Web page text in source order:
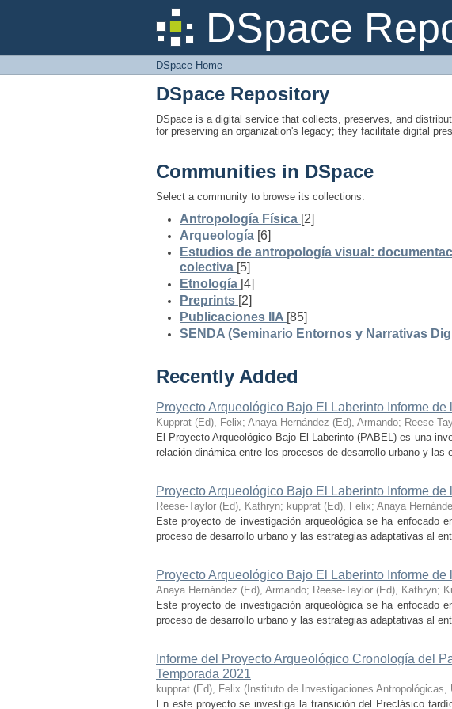
DSpace
DSpace Home
DSpace Home
DSpace Repository
DSpace is a digital service that collects, preserves, and
for preserving an organization's legacy; they facilitate digital
Communities in DSpace
Select a community to browse its collections.
Antropología Física [2]
Arqueología [6]
Estudios de antropología visual:
colectiva [5]
Etnología [4]
Preprints [2]
Publicaciones IIA [85]
SENDA (Seminario Entornos y Narrativas
Recently Added
Proyecto Arqueológico Bajo El Laberinto Informe de
Kupprat (Ed), Felix; Anaya Hernández (Ed), Armando; Reese-
El Proyecto Arqueológico Bajo El Laberinto (PABEL) es una
relación dinámica entre los procesos de desarrollo urbano y las
Proyecto Arqueológico Bajo El Laberinto Informe de
Reese-Taylor (Ed), Kathryn; kupprat (Ed), Felix; Anaya
Este proyecto de investigación arqueológica se ha enfocado
proceso de desarrollo urbano y las estrategias adaptativas al
Proyecto Arqueológico Bajo El Laberinto Informe de
Anaya Hernández (Ed), Armando; Reese-Taylor (Ed), Kathryn;
Este proyecto de investigación arqueológica se ha enfocado
proceso de desarrollo urbano y las estrategias adaptativas al
Informe del Proyecto Arqueológico Cronología del
Temporada 2021
kupprat (Ed), Felix ( Instituto de Investigaciones Antropológicas,
En este proyecto se investiga la transición del Preclásico